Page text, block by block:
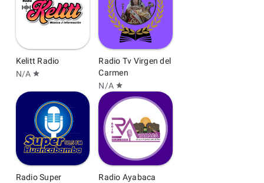
Kelitt Radio
N/A star
Radio Tv Virgen del
Carmen
N/A star
Radio Super
Radio Ayabaca